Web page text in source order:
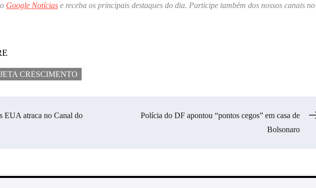
Google Notícias e receba os principais destaques do dia. Participe também dos nossos canais no
CRESCIMENTO
EUA atraca no Canal do
Polícia do DF apontou “pontos cegos” em casa de
Bolsonaro